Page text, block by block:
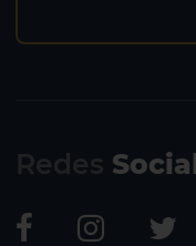
2